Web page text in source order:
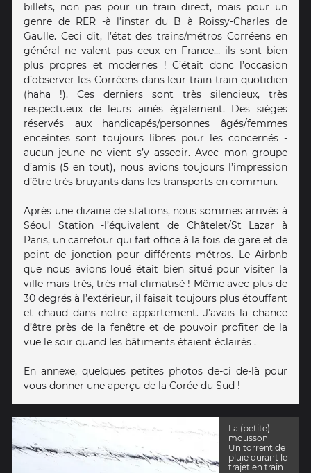
billets, non pas pour un train direct, mais pour un
genre de RER -à l’instar du B à Roissy-Charles de
Gaulle. Ceci dit, l’état des trains/métros Corréens en
général ne valent pas ceux en France… ils sont bien
plus propres et modernes ! C’était donc l’occasion
d’observer les Corréens dans leur train-train quotidien
(haha !). Ces derniers sont très silencieux, très
respectueux de leurs ainés également. Des sièges
réservés aux handicapés/personnes âgés/femmes
enceintes sont toujours libres pour les concernés -
aucun jeune ne vient s’y asseoir. Avec mon groupe
d’amis (5 en tout), nous avions toujours l’impression
d’être très bruyants dans les transports en commun.
Après une dizaine de stations, nous sommes arrivés à
Séoul Station -l’équivalent de Châtelet/St Lazar à
Paris, un carrefour qui fait office à la fois de gare et de
point de jonction pour différents métros. Le Airbnb
que nous avions loué était bien situé pour visiter la
ville mais très, très mal climatisé ! Même avec plus de
30 degrés à l’extérieur, il faisait toujours plus étouffant
et chaud dans notre appartement. J’avais la chance
d’être près de la fenêtre et de pouvoir profiter de la
vue le soir quand les bâtiments étaient éclairés .
En annexe, quelques petites photos de-ci de-là pour
vous donner une aperçu de la Corée du Sud !
La (petite)
mousson
Un torrent de
pluie durant le
trajet en train.